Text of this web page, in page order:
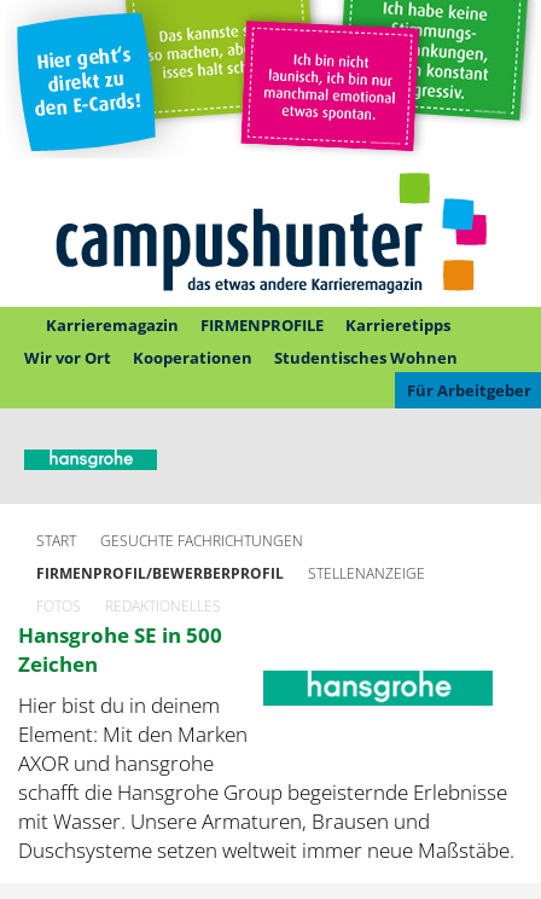
Karrieremagazin FIRMENPROFILE
Karrieretipps
Wir vor Ort
Kooperationen
Studentisches Wohnen
Für Arbeitgeber
START
GESUCHTE FACHRICHTUNGEN
FIRMENPROFIL/BEWERBERPROFIL
STELLENANZEIGE
FOTOS
REDAKTIONELLES
Hansgrohe SE in 500
Zeichen
Hier bist du in deinem
Element: Mit den Marken
AXOR und hansgrohe
schafft die Hansgrohe Group begeisternde Erlebnisse
mit Wasser. Unsere Armaturen, Brausen und
Duschsysteme setzen weltweit immer neue Maßstäbe.